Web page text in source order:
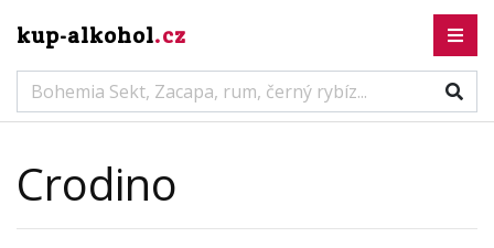
kup-alkohol.cz
Crodino